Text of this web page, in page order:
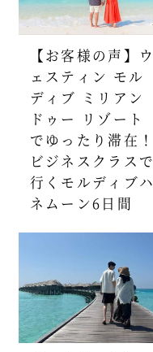
【お客様の声】ウ
ェスティン モル
ディブ ミリアン
ドゥー リゾート
でゆったり滞在！
ビジネスクラスで
行くモルディブハ
ネムーン6日間